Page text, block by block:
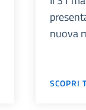
nuova
SCOPRI